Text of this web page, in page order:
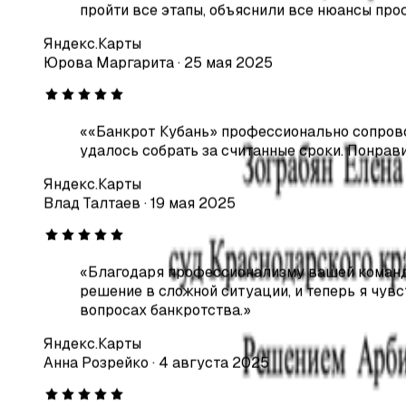
Честная цена
Не завышаем и не берём доплат по ходу дела.
Пакет в суд за 5 дней
Готовим документы быстро и без ошибок.
Сохраняем имущество
Защищаем единственное жильё и необходимое
Останавливаем коллекторов
Юрова Маргарита·25 мая 2025
« «Банкрот Кубань» профессионально
удалось собрать за считанные сроки.
Яндекс.Карты
Влад Талтаев ·19 мая 2025
« Благодаря профессионализму вашей
решение в сложной ситуации, и теперь я
вопросах банкротства.»
Яндекс.Карты
Анна Розрейко·4 августа 2025
« Обратилась в компанию «Банкрот Кубань»